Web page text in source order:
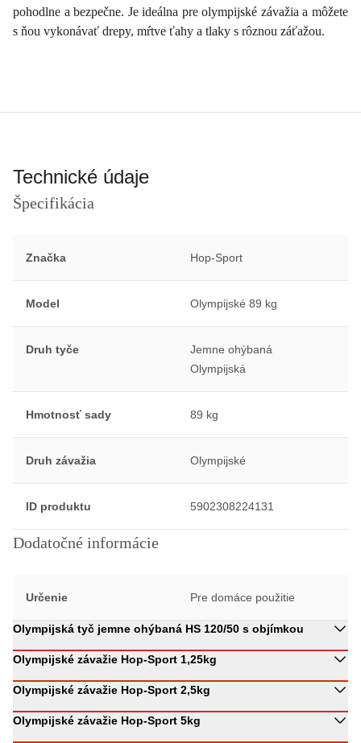
pohodlne a bezpečne. Je ideálna pre olympijské závažia a môžete
s ňou vykonávať drepy, mŕtve ťahy a tlaky s rôznou záťažou.
Technické údaje
Špecifikácia
Značka Hop-Sport
Model Olympijské 89 kg
Druh tyče
Jemne ohýbaná
Olympijská
Hmotnosť sady 89 kg
Druh závažia Olympijské
ID produktu 5902308224131
Dodatočné informácie
Určenie Pre domáce použitie
Olympijská tyč jemne ohýbaná HS 120/50 s objímkou
Olympijské závažie Hop-Sport 1,25kg
Olympijské závažie Hop-Sport 2,5kg
Olympijské závažie Hop-Sport 5kg